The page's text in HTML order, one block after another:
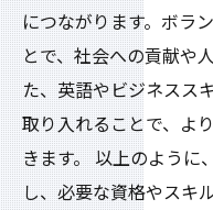
につながります。ボラ
とで、社会への貢献や
た、英語やビジネスス
取り入れることで、よ
きます。 以上のように
し、必要な資格やスキ